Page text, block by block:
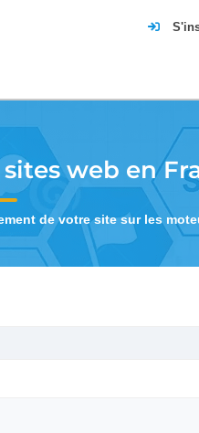
web en
de votre site sur les